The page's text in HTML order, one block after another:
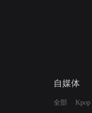
自媒体
全部
Kpop